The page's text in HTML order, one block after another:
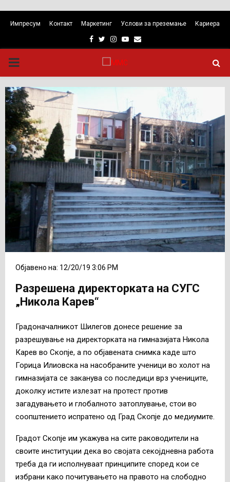
Импресум Контакт Маркетинг Услови за преземање Кариера
Facebook
TwitterInstagram
Youtube
Email
PRIMARY
MENU
Објавено на: 12/20/19 3:06 PM
Разрешена директорката на СУГС
„Никола Карев“
Градоначалникот Шилегов донесе решение за
разрешување на директорката на гимназијата Никола
Карев во Скопје, а по објавената снимка каде што
Горица Илиовска на насобраните ученици во холот на
гимназијата се заканува со последици врз учениците,
доколку истите излезат на протест против
загадувањето и глобалното затоплување, стои во
соопштението испратено од Град Скопје до медиумите.
Градот Скопје им укажува на сите раководители на
своите институции дека во својата секојдневна работа
треба да ги исполнуваат принципите според кои се
избрани како почитувањето на правото на слободно